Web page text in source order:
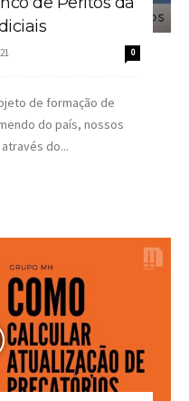
0
de formação de
do país, nossos
do...